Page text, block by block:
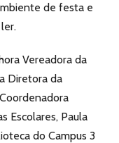
de festa e
Vereadora da
Diretora da
Escolares, Paula
do Campus 3